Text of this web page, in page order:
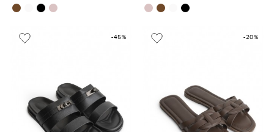
-45% -20%